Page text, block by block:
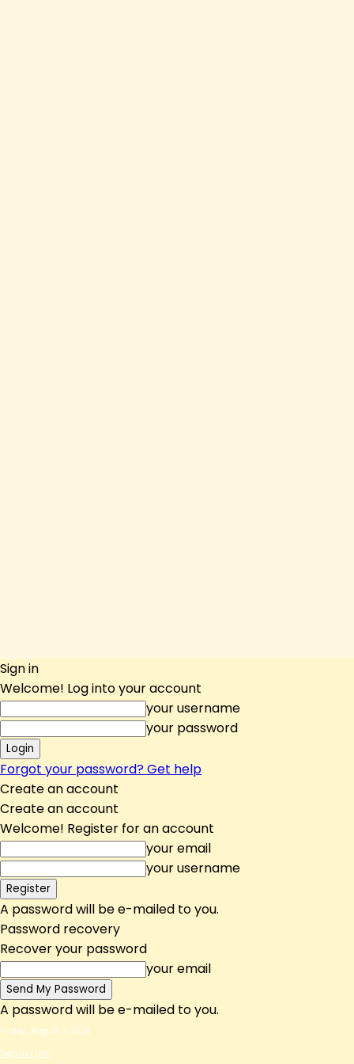
Sign in
Welcome! Log into your account
your username
your password
Forgot your password? Get help
Create an account
Create an account
Welcome! Register for an account
your email
your username
A password will be e-mailed to you.
Password recovery
Recover your password
your email
A password will be e-mailed to you.
Friday, August 7, 2026
Sign in / Join